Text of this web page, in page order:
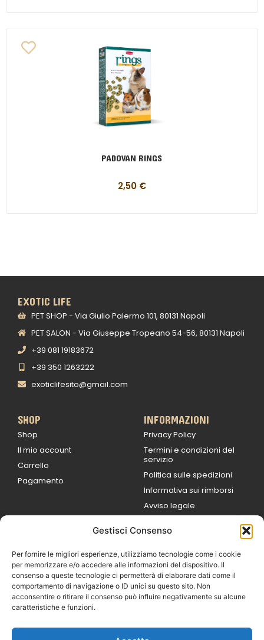
Gestisci Consenso
Per fornire le migliori esperienze, utilizziamo tecnologie come i cookie
per memorizzare e/o accedere alle informazioni del dispositivo. Il
consenso a queste tecnologie ci permetterà di elaborare dati come il
comportamento di navigazione o ID unici su questo sito. Non
acconsentire o ritirare il consenso può influire negativamente su alcune
caratteristiche e funzioni.
PADOVAN RINGS
2,50 €
EXOTIC LIFE
PET SHOP - Via Giulio Palermo 101, 80131 Napoli
PET SALON - Via Giuseppe Tropeano 54-56, 80131 Napoli
+39 081 19183672
+39 350 1263222
exoticlifesito@gmail.com
SHOP
Shop
Il mio account
Carrello
Pagamento
INFORMAZIONI
Privacy Policy
Termini e condizioni del
servizio
Politica sulle spedizioni
Informativa sui rimborsi
Avviso legale
9:00
Sabato 09:00 /
14:00
16:30 / 20:00
Domenica